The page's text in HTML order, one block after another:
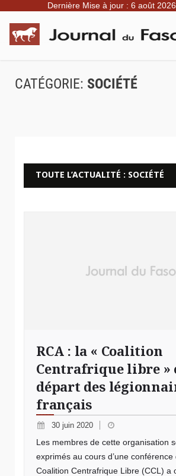
Dernière Mise à jour : 6 août
CATÉGORIE: SOCIÉTÉ
TOUTE L’ACTUALITÉ : SOCIÉTÉ
RCA : la « Coalition
Centrafrique libre »
départ des
français
30 juin 2020
Les membres de cette organisation
exprimés au cours d’une
Coalition Centrafrique Libre (CCL) a